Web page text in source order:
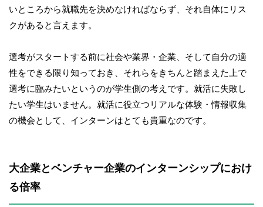
いところから就職先を決めなければならず、それ自体にリス
クがあると言えます。
選考がスタートする前に社会や業界・企業、そして自分の適
性をできる限り知っておき、それらをきちんと踏まえた上で
選考に臨みたいというのが学生側の考えです。就活に失敗し
たい学生はいません。就活に役立つリアルな体験・情報収集
の機会として、インターンはとても貴重なのです。
大企業とベンチャー企業のインターンシップにおけ
る倍率